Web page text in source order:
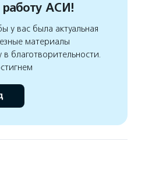
АСИ!
у вас была актуальная
материалы
благотворительности.